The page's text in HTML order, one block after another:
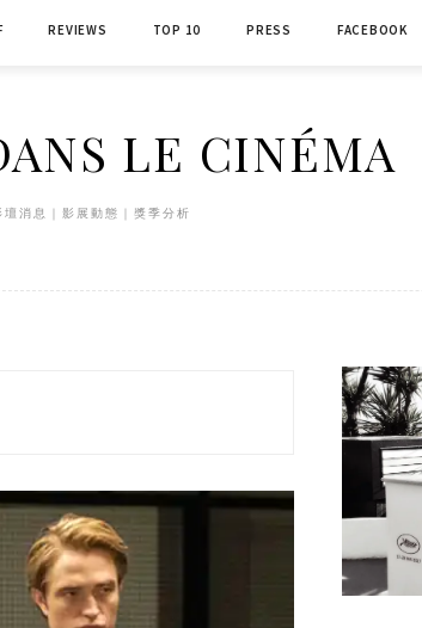
REVIEWS TOP 10 PRESS FACEBOOK
LE CINÉMA
壇消息｜影展動態｜獎季分析